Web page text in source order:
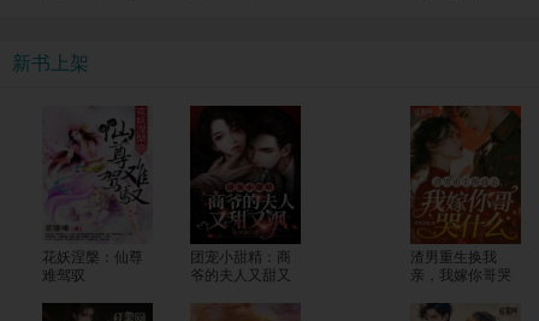
新书上架
花妖涅槃：仙尊
难驾驭
团宠小甜精：商
爷的夫人又甜又
渣男重生换我
亲，我嫁你哥哭